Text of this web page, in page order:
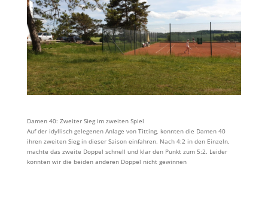
Damen 40: Zweiter Sieg im zweiten Spiel
Auf der idyllisch gelegenen Anlage von Titting, konnten die Damen 40
ihren zweiten Sieg in dieser Saison einfahren. Nach 4:2 in den Einzeln,
machte das zweite Doppel schnell und klar den Punkt zum 5:2. Leider
konnten wir die beiden anderen Doppel nicht gewinnen